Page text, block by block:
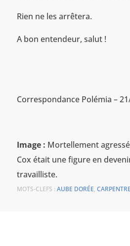
Rien ne les arrêtera.
A bon entendeur, salut !
Correspondance Polémia –
Image : Mortellement
Cox était une figure en
travailliste.
MOTS-CLEFS : AUBE DORÉE,